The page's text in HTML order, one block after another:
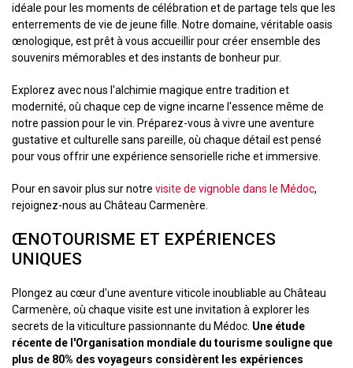
idéale pour les moments de célébration et de partage tels que les
enterrements de vie de jeune fille. Notre domaine, véritable oasis
œnologique, est prêt à vous accueillir pour créer ensemble des
souvenirs mémorables et des instants de bonheur pur.
Explorez avec nous l'alchimie magique entre tradition et
modernité, où chaque cep de vigne incarne l'essence même de
notre passion pour le vin. Préparez-vous à vivre une aventure
gustative et culturelle sans pareille, où chaque détail est pensé
pour vous offrir une expérience sensorielle riche et immersive.
Pour en savoir plus sur notre visite de vignoble dans le Médoc,
rejoignez-nous au Château Carmenère.
ŒNOTOURISME ET EXPÉRIENCES
UNIQUES
Plongez au cœur d'une aventure viticole inoubliable au Château
Carmenère, où chaque visite est une invitation à explorer les
secrets de la viticulture passionnante du Médoc. Une étude
récente de l'Organisation mondiale du tourisme souligne que
plus de 80% des voyageurs considèrent les expériences